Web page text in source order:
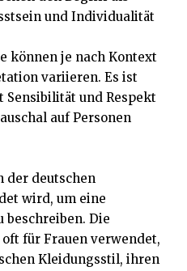
und Individualität
können je nach Kontext
variieren. Es ist
und Respekt
auf Personen
der deutschen
wird, um eine
beschreiben. Die
für Frauen verwendet,
Kleidungsstil, ihren